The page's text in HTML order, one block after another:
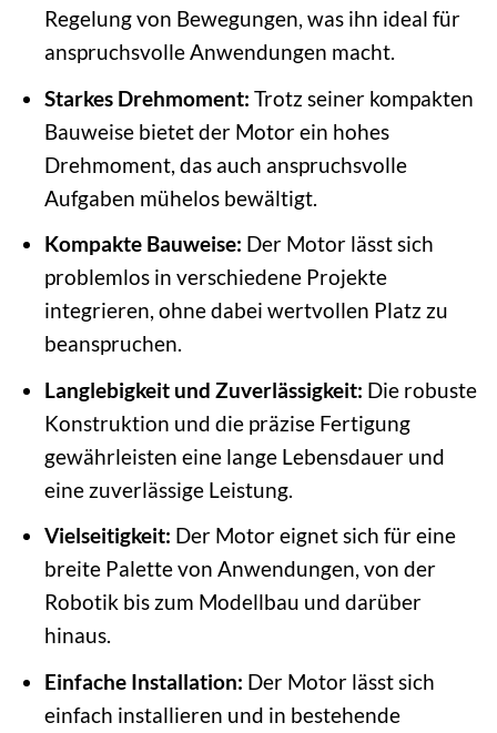
Regelung von Bewegungen, was ihn ideal für
anspruchsvolle Anwendungen macht.
Starkes Drehmoment: Trotz seiner kompakten
Bauweise bietet der Motor ein hohes
Drehmoment, das auch anspruchsvolle
Aufgaben mühelos bewältigt.
Kompakte Bauweise: Der Motor lässt sich
problemlos in verschiedene Projekte
integrieren, ohne dabei wertvollen Platz zu
beanspruchen.
Langlebigkeit und Zuverlässigkeit: Die robuste
Konstruktion und die präzise Fertigung
gewährleisten eine lange Lebensdauer und
eine zuverlässige Leistung.
Vielseitigkeit: Der Motor eignet sich für eine
breite Palette von Anwendungen, von der
Robotik bis zum Modellbau und darüber
hinaus.
Einfache Installation: Der Motor lässt sich
einfach installieren und in bestehende